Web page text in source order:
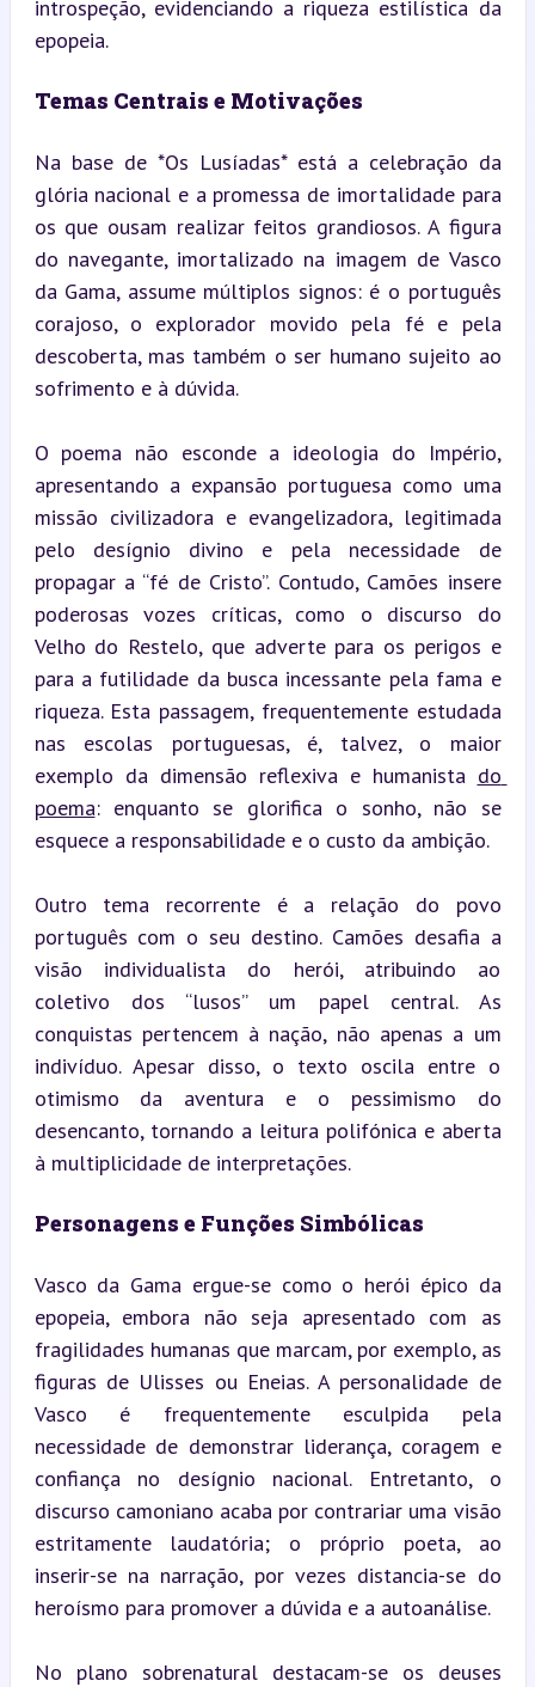
introspeção, evidenciando a riqueza estilística da
epopeia.
Temas Centrais e Motivações
Na base de *Os Lusíadas* está a celebração da
glória nacional e a promessa de imortalidade para
os que ousam realizar feitos grandiosos. A figura
do navegante, imortalizado na imagem de Vasco
da Gama, assume múltiplos signos: é o português
corajoso, o explorador movido pela fé e pela
descoberta, mas também o ser humano sujeito ao
sofrimento e à dúvida.
O poema não esconde a ideologia do Império,
apresentando a expansão portuguesa como uma
missão civilizadora e evangelizadora, legitimada
pelo desígnio divino e pela necessidade de
propagar a “fé de Cristo”. Contudo, Camões insere
poderosas vozes críticas, como o discurso do
Velho do Restelo, que adverte para os perigos e
para a futilidade da busca incessante pela fama e
riqueza. Esta passagem, frequentemente estudada
nas escolas portuguesas, é, talvez, o maior
exemplo da dimensão reflexiva e humanista do
poema: enquanto se glorifica o sonho, não se
esquece a responsabilidade e o custo da ambição.
Outro tema recorrente é a relação do povo
português com o seu destino. Camões desafia a
visão individualista do herói, atribuindo ao
coletivo dos “lusos” um papel central. As
conquistas pertencem à nação, não apenas a um
indivíduo. Apesar disso, o texto oscila entre o
otimismo da aventura e o pessimismo do
desencanto, tornando a leitura polifónica e aberta
à multiplicidade de interpretações.
Personagens e Funções Simbólicas
Vasco da Gama ergue-se como o herói épico da
epopeia, embora não seja apresentado com as
fragilidades humanas que marcam, por exemplo, as
figuras de Ulisses ou Eneias. A personalidade de
Vasco é frequentemente esculpida pela
necessidade de demonstrar liderança, coragem e
confiança no desígnio nacional. Entretanto, o
discurso camoniano acaba por contrariar uma visão
estritamente laudatória; o próprio poeta, ao
inserir-se na narração, por vezes distancia-se do
heroísmo para promover a dúvida e a autoanálise.
No plano sobrenatural destacam-se os deuses